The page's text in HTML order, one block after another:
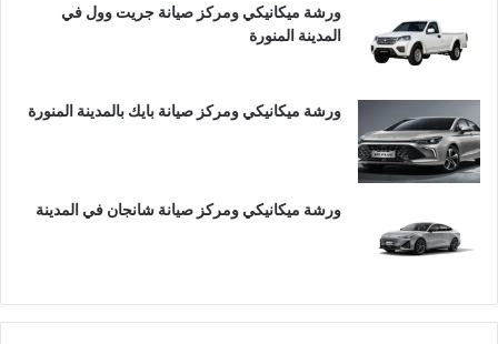
ورشة ميكانيكي ومركز صيانة جريت وول في
المدينة المنورة
ورشة ميكانيكي ومركز صيانة بايك بالمدينة المنورة
ورشة ميكانيكي ومركز صيانة شانجان في المدينة